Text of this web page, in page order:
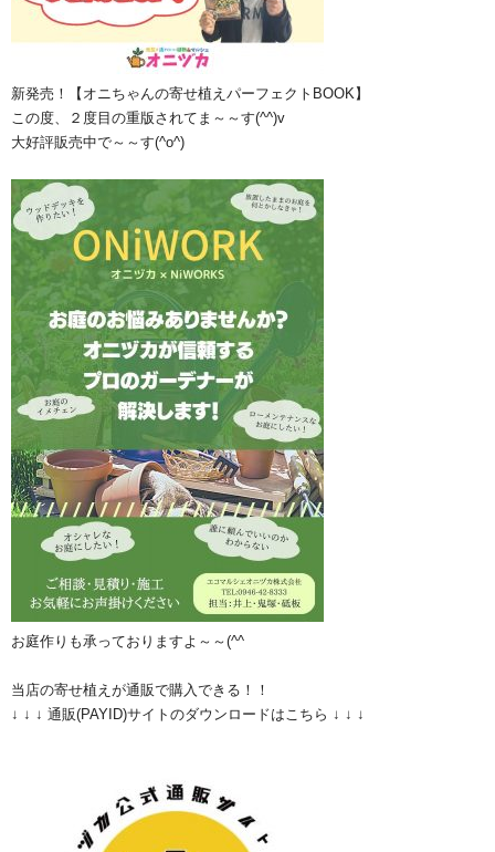
新発売！【オニちゃんの寄せ植えパーフェクトBOOK】
この度、２度目の重版されてま～～す(^^)v
大好評販売中で～～す(^o^)
お庭作りも承っておりますよ～～(^^ゞ
当店の寄せ植えが通販で購入できる！！
↓ ↓ ↓ 通販(PAYID)サイトのダウンロードはこちら ↓ ↓ ↓